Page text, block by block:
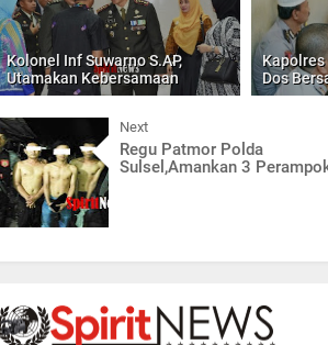
Kolonel Inf Suwarno S.AP,
Utamakan Kebersamaan
Kapolres
Dos
Next
Regu Patmor Polda
Sulsel,Amankan 3